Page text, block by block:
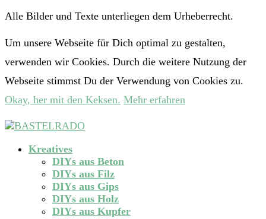
Alle Bilder und Texte unterliegen dem Urheberrecht.
Um unsere Webseite für Dich optimal zu gestalten,
verwenden wir Cookies. Durch die weitere Nutzung der
Webseite stimmst Du der Verwendung von Cookies zu.
Okay, her mit den Keksen. Mehr erfahren
Kreatives
DIYs aus Beton
DIYs aus Filz
DIYs aus Gips
DIYs aus Holz
DIYs aus Kupfer